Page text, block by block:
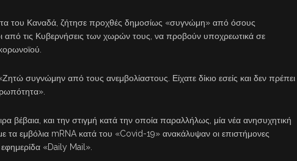
του Καναδά, ζήτησε προχθές δημοσίως «συγνώμη» από όσους
από τις Κυβερνήσεις των χωρών τους, να προβούν υποχρεωτικά σε
συγνώμην από τους ανεμβολίαστους. Είχατε δίκιο εσείς και δεν πρέπει
βέβαια, και την στιγμή κατά την οποία παραλλήλως, μία νέα ανησυχητική
τα εμβόλια mRNA κατά του «Covid-19» ανακάλυψαν οι επιστήμονες
«Daily Mail».